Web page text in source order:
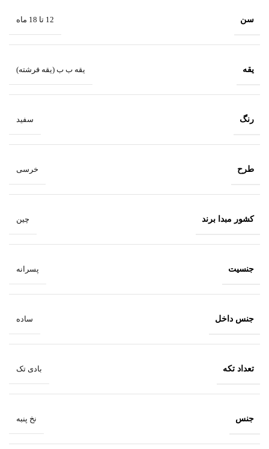
سن 12 تا 18 ماه
یقه یقه ب ب (یقه فرشته)
رنگ سفید
طرح خرسی
کشور مبدا برند چین
جنسیت پسرانه
جنس داخل ساده
تعداد تکه بادی تک
جنس نخ پنبه